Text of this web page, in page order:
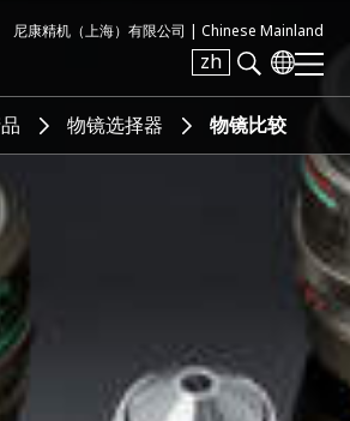
尼康精机（上海）有限公司 | Chinese Mainland
zh
物镜选择器 物镜比较